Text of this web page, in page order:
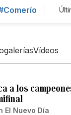
Vídeos
a los
El Nuevo Día